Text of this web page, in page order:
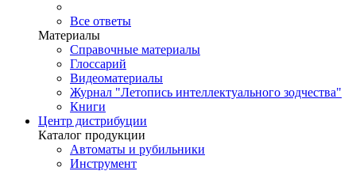
Все ответы
Материалы
Справочные материалы
Глоссарий
Видеоматериалы
Журнал "Летопись интеллектуального зодчества"
Книги
Центр дистрибуции
Каталог продукции
Автоматы и рубильники
Инструмент